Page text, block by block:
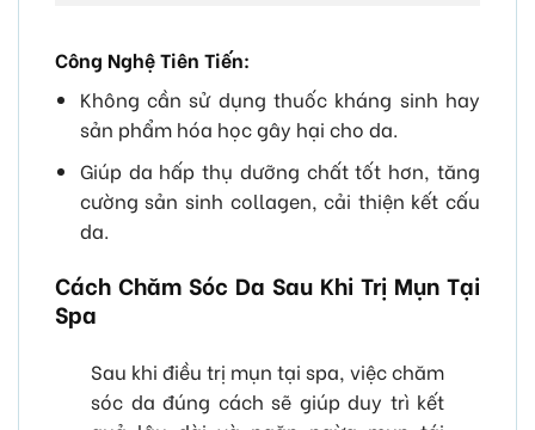
Công Nghệ Tiên Tiến:
Không cần sử dụng thuốc kháng sinh hay
sản phẩm hóa học gây hại cho da.
Giúp da hấp thụ dưỡng chất tốt hơn, tăng
cường sản sinh collagen, cải thiện kết cấu
da.
Cách Chăm Sóc Da Sau Khi Trị Mụn Tại
Spa
Sau khi điều trị mụn tại spa, việc chăm
sóc da đúng cách sẽ giúp duy trì kết